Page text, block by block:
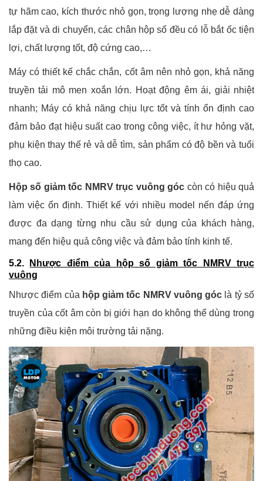
tự hãm cao, kích thước nhỏ gọn, trọng lượng nhẹ dễ dàng
lắp đặt và di chuyển, các chân hộp số đều có lỗ bắt ốc tiện
lợi, chất lượng tốt, độ cứng cao,…
Máy có thiết kế chắc chắn, cốt âm nên nhỏ gọn, khả năng
truyền tải mô men xoắn lớn. Hoạt động êm ái, giải nhiệt
nhanh; Máy có khả năng chịu lực tốt và tính ổn định cao
đảm bảo đạt hiệu suất cao trong công việc, ít hư hỏng vặt,
phụ kiện thay thế rẻ và dễ tìm, sản phẩm có độ bền và tuổi
thọ cao.
Hộp số giảm tốc NMRV trục vuông góc còn có hiệu quả
làm việc ổn định. Thiết kế với nhiều model nến đáp ứng
được đa dạng từng nhu cầu sử dụng của khách hàng,
mang đến hiệu quả công việc và đảm bảo tính kinh tế.
5.2.
Nhược điểm của hộp số giảm tốc NMRV trục
vuông
Nhược điểm của hộp giảm tốc NMRV vuông góc là tỷ số
truyền của cốt âm còn bị giới hạn do không thể dùng trong
những điều kiện môi trường tải nặng.